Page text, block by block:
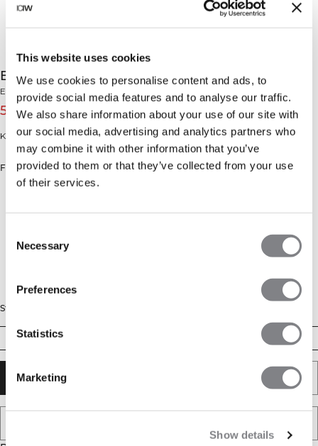
This website uses cookies
We use cookies to personalise content and ads, to
provide social media features and to analyse our traffic.
We also share information about your use of our site with
our social media, advertising and analytics partners who
may combine it with other information that you’ve
provided to them or that they’ve collected from your use
of their services.
Selection
Necessary
Preferences
Statistics
Marketing
Show details
Everyday Hoodie Print Cream
Everyday Collection
519 DKK649 DKK(-20%)
Klassisk hættetrøje med retro-inspireret print
Farve: Cream
Størrelse
XS XXL